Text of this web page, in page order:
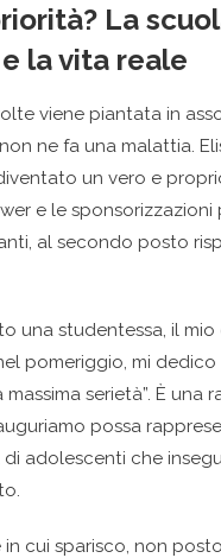
La
la vita reale
viene piantata in
ne fa una malattia.
un vero e
e le sponsorizzazioni
al secondo posto
una studentessa, il
pomeriggio, mi dedico
serietà”. Ѐ una
possa
di adolescenti che
in cui sparisco, non